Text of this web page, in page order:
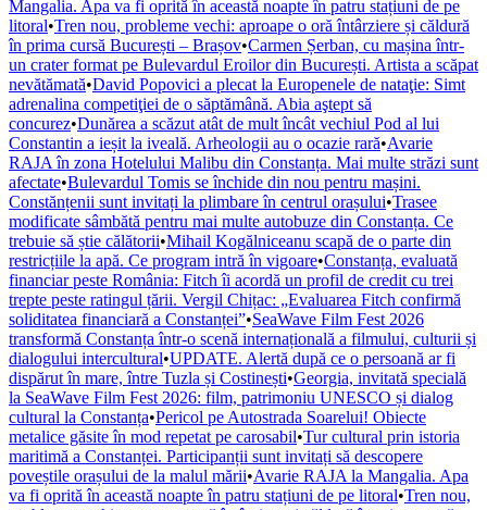
Mangalia. Apa va fi oprită în această noapte în patru stațiuni de pe
litoral•Tren nou, probleme vechi: aproape o oră întârziere și căldură
în prima cursă București – Brașov•Carmen Șerban, cu mașina într-
un crater format pe Bulevardul Eroilor din București. Artista a scăpat
nevătămată•David Popovici a plecat la Europenele de nataţie: Simt
adrenalina competiţiei de o săptămână. Abia aştept să
concurez•Dunărea a scăzut atât de mult încât vechiul Pod al lui
Constantin a ieșit la iveală. Arheologii au o ocazie rară•Avarie
RAJA în zona Hotelului Malibu din Constanța. Mai multe străzi sunt
afectate•Bulevardul Tomis se închide din nou pentru mașini.
Constănțenii sunt invitați la plimbare în centrul orașului•Trasee
modificate sâmbătă pentru mai multe autobuze din Constanța. Ce
trebuie să știe călătorii•Mihail Kogălniceanu scapă de o parte din
restricțiile la apă. Ce program intră în vigoare•Constanța, evaluată
financiar peste România: Fitch îi acordă un profil de credit cu trei
trepte peste ratingul țării. Vergil Chițac: „Evaluarea Fitch confirmă
soliditatea financiară a Constanței”•SeaWave Film Fest 2026
transformă Constanța într-o scenă internațională a filmului, culturii și
dialogului intercultural•UPDATE. Alertă după ce o persoană ar fi
dispărut în mare, între Tuzla și Costinești•Georgia, invitată specială
la SeaWave Film Fest 2026: film, patrimoniu UNESCO și dialog
cultural la Constanța•Pericol pe Autostrada Soarelui! Obiecte
metalice găsite în mod repetat pe carosabil•Tur cultural prin istoria
maritimă a Constanței. Participanții sunt invitați să descopere
poveștile orașului de la malul mării•Avarie RAJA la Mangalia. Apa
va fi oprită în această noapte în patru stațiuni de pe litoral•Tren nou,